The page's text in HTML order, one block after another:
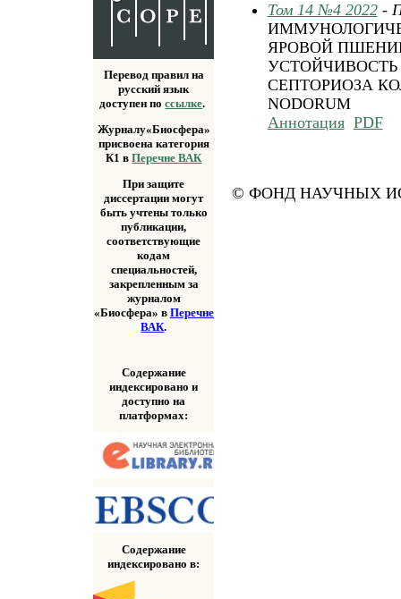
Перевод правил на
русский язык
доступен поссылке.
Журналу«Биосфера»
присвоена категория
К1 вПеречне ВАК
При защите
диссертации могут
быть учтены только
публикации,
соответствующие
кодам
специальностей,
закрепленным за
журналом
«Биосфера» в Перечне
ВАК.
Содержание
индексировано и
доступно на
платформах:
Содержание
индексировано в:
Том 14 №4 2022-
ЯРОВОЙ
СЕПТОРИОЗА
NODORUM
Аннотация PDF
© ФОНД НАУЧНЫХ